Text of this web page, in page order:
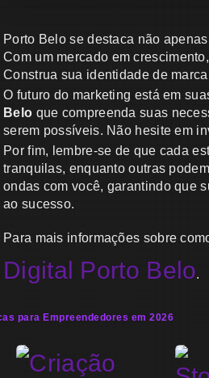
Porto Belo se destaca não
Com um mercado em
Construa sua identidade de
O futuro do marketing está em
Belo que compreenda suas
serem possíveis. Não hesite em
Por fim, lembre-se de que cada
tranquilas, enquanto outras
ondas com você, garantindo que
ao sucesso.
Para mais informações sobre
Digital Porto Belo.
para Empreendedores em 2026